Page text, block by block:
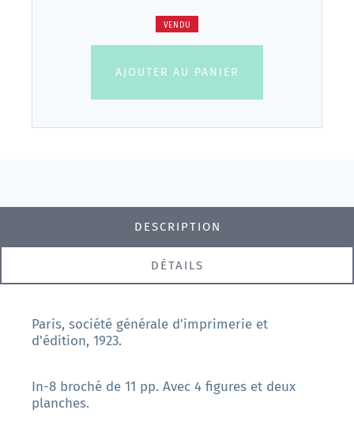
VENDU
AJOUTER AU PANIER
DESCRIPTION
DÉTAILS
Paris, société générale d'imprimerie et
d'édition, 1923.
In-8 broché de 11 pp. Avec 4 figures et deux
planches.